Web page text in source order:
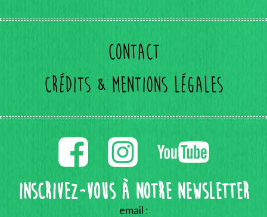
Contact
Crédits & mentions légales
Inscrivez-vous à notre Newsletter
email :